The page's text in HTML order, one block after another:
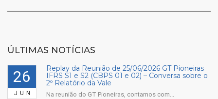
ÚLTIMAS NOTÍCIAS
26
JUN
Replay da Reunião de 25/06/2026 GT Pioneiras
IFRS S1 e S2 (CBPS 01 e 02) – Conversa sobre o
2º Relatório da Vale
Na reunião do GT Pioneiras, contamos com...